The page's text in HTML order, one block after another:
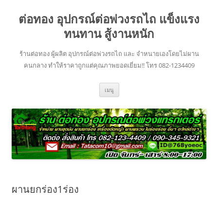
เนื้อหา
ต่อทอง อุปกรณ์ต่อพ่วงรถไถ แข็งแรง
ทนทาน สู้งานหนัก
ร้านต่อทอง ผู้ผลิต อุปกรณ์ต่อพ่วงรถไถ และ จำหนายเองโดยไม่ผาน
คนกลาง ทำให้ราคาถูกแต่คุณภาพยอดเยี่ยม!! โทร 082-1234409
เมนู
ผานยกร่อง1ร่อง